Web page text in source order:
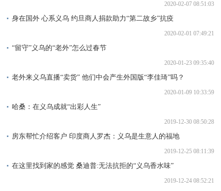
2020-02-07 08:51:03
身在国外 心系义乌 约旦商人捐款助力“第二故乡”抗疫
2020-02-01 07:49:21
“留守”义乌的“老外”怎么过春节
2020-01-23 09:35:40
老外来义乌直播“卖货” 他们中会产生外国版“李佳琦”吗？
2020-01-09 10:33:59
哈桑：在义乌成就“出彩人生”
2019-12-30 08:50:28
房东帮忙介绍客户 印度商人罗杰：义乌是生意人的福地
2019-12-25 08:11:39
在这里找到家的感觉 桑迪普:无法抗拒的“义乌香水味”
2019-12-24 08:52:21